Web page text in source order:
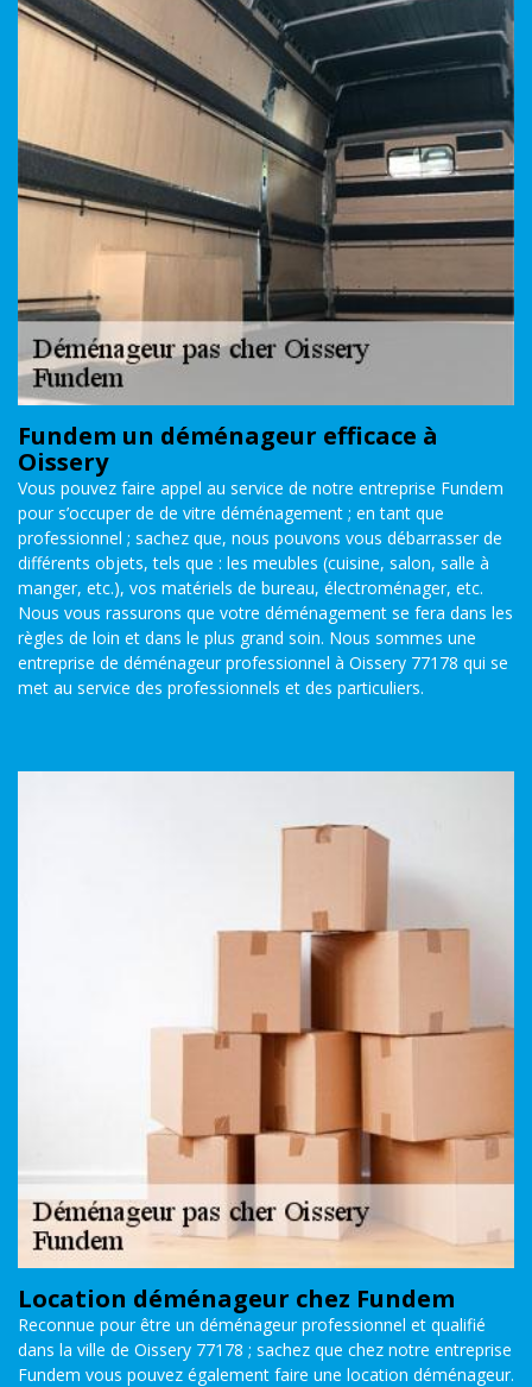
Fundem un déménageur efficace à
Oissery
Vous pouvez faire appel au service de notre entreprise Fundem
pour s’occuper de de vitre déménagement ; en tant que
professionnel ; sachez que, nous pouvons vous débarrasser de
différents objets, tels que : les meubles (cuisine, salon, salle à
manger, etc.), vos matériels de bureau, électroménager, etc.
Nous vous rassurons que votre déménagement se fera dans les
règles de loin et dans le plus grand soin. Nous sommes une
entreprise de déménageur professionnel à Oissery 77178 qui se
met au service des professionnels et des particuliers.
Location déménageur chez Fundem
Reconnue pour être un déménageur professionnel et qualifié
dans la ville de Oissery 77178 ; sachez que chez notre entreprise
Fundem vous pouvez également faire une location déménageur.